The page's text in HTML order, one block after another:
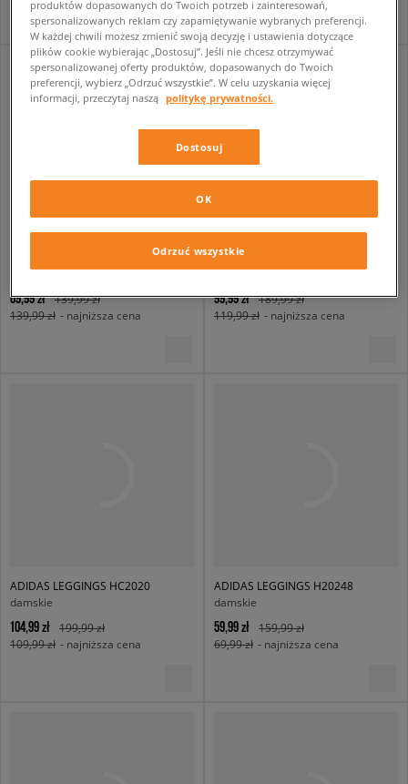
FILA LEGGINGS STRIPE LEGGNG BLK/PK
damskie
69,99 zł
139,99 zł
139,99 zł - najniższa cena
NIKE LEGGINGS
damskie
99,99 zł
189,99 zł
119,99 zł - najniższa cena
ADIDAS LEGGINGS HC2020
damskie
104,99 zł
199,99 zł
109,99 zł - najniższa cena
ADIDAS LEGGINGS H20248
damskie
59,99 zł
159,99 zł
69,99 zł - najniższa cena
produktów dopasowanych do Twoich potrzeb i zainteresowań,
spersonalizowanych reklam czy zapamiętywanie wybranych preferencji.
W każdej chwili możesz zmienić swoją decyzję i ustawienia dotyczące
plików cookie wybierając „Dostosuj”. Jeśli nie chcesz otrzymywać
spersonalizowanej oferty produktów, dopasowanych do Twoich
preferencji, wybierz „Odrzuć wszystkie”. W celu uzyskania więcej
informacji, przeczytaj naszą politykę prywatności.
Dostosuj
Odrzuć wszystkie
OK